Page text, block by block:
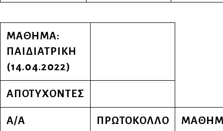
ΜΑΘΗΜΑ:
ΠΑΙΔΙΑΤΡΙΚΗ
(14.04.2022)
ΑΠΟΤΥΧΟΝΤΕΣ
Α/Α ΠΡΩΤΟΚΟΛΛΟ